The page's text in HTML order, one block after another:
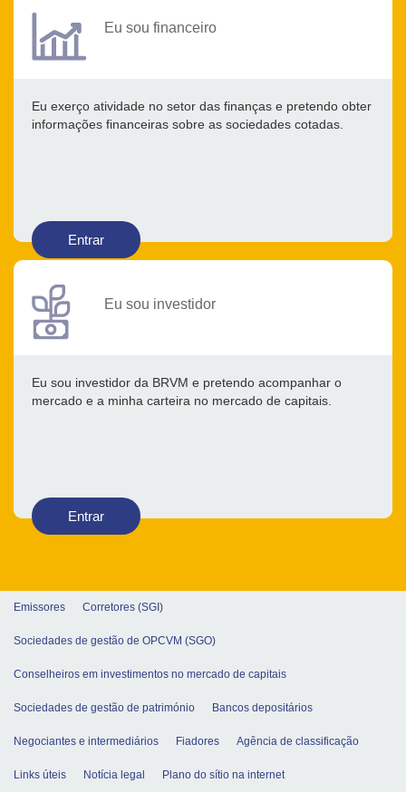
Eu sou financeiro
Eu exerço atividade no setor das finanças e pretendo obter
informações financeiras sobre as sociedades cotadas.
Entrar
Eu sou investidor
Eu sou investidor da BRVM e pretendo acompanhar o
mercado e a minha carteira no mercado de capitais.
Entrar
Emissores Corretores (SGI)
Sociedades de gestão de OPCVM (SGO)
Conselheiros em investimentos no mercado de capitais
Sociedades de gestão de património Bancos depositários
Negociantes e intermediários Fiadores Agência de classificação
Links úteis Notícia legal Plano do sítio na internet